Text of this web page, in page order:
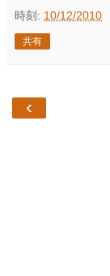
時刻: 10/12/2010
共有
‹